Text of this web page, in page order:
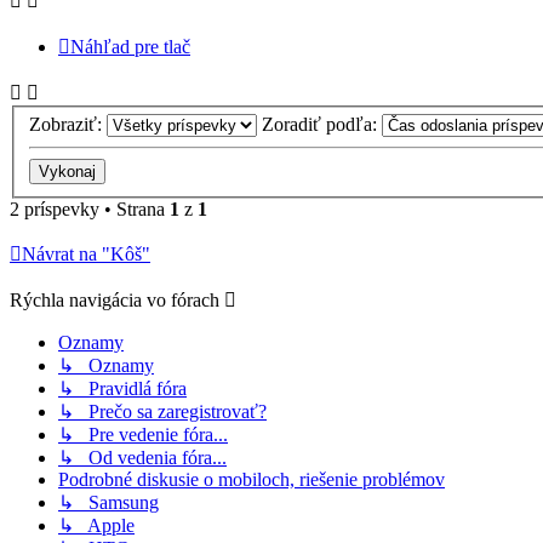
Náhľad pre tlač
Zobraziť: Zoradiť podľa:
2 príspevky • Strana 1 z 1
Návrat na "Kôš"
Rýchla navigácia vo fórach
Oznamy
↳ Oznamy
↳ Pravidlá fóra
↳ Prečo sa zaregistrovať?
↳ Pre vedenie fóra...
↳ Od vedenia fóra...
Podrobné diskusie o mobiloch, riešenie problémov
↳ Samsung
↳ Apple